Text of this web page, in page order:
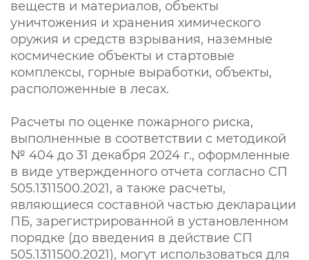
веществ и материалов, объекты
уничтожения и хранения химического
оружия и средств взрывания, наземные
космические объекты и стартовые
комплексы, горные выработки, объекты,
расположенные в лесах.
Расчеты по оценке пожарного риска,
выполненные в соответствии с методикой
№ 404 до 31 декабря 2024 г., оформленные
в виде утвержденного отчета согласно СП
505.1311500.2021, а также расчеты,
являющиеся составной частью декларации
ПБ, зарегистрированной в установленном
порядке (до введения в действие СП
505.1311500.2021), могут использоваться для